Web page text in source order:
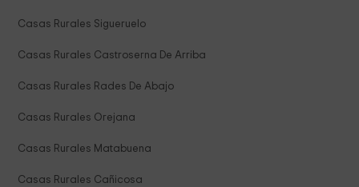
Casas Rurales Sigueruelo
Casas Rurales Castroserna De Arriba
Casas Rurales Rades De Abajo
Casas Rurales Orejana
Casas Rurales Matabuena
Casas Rurales Cañicosa